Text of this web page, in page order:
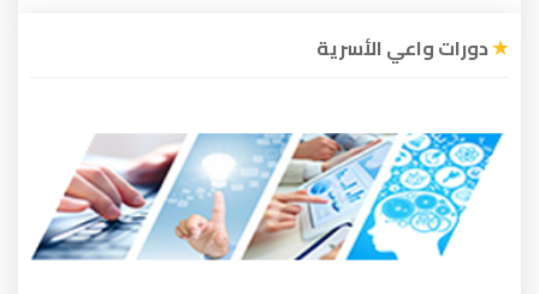
دورات واعي الأسرية